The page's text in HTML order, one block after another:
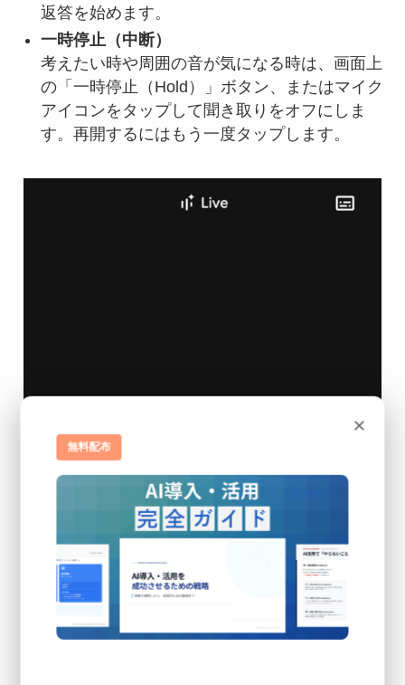
返答を始めます。
一時停止（中断）
考えたい時や周囲の音が気になる時は、画面上
の「一時停止（Hold）」ボタン、またはマイク
アイコンをタップして聞き取りをオフにしま
す。再開するにはもう一度タップします。
×
無料配布